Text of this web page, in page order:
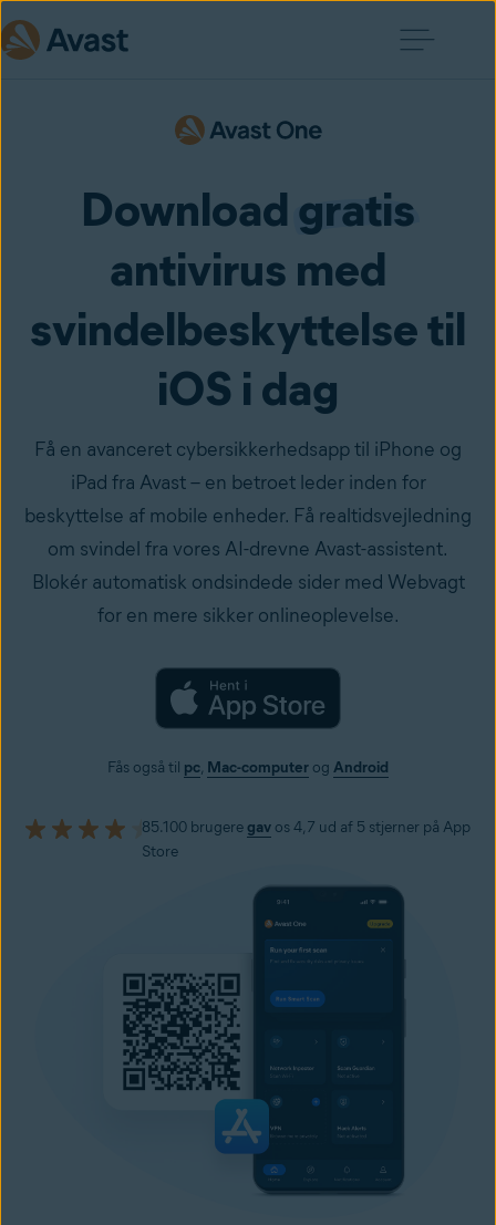
Download gratis
antivirus med
svindelbeskyttelse til
iOS i dag
Få en avanceret cybersikkerhedsapp til iPhone og
iPad fra Avast – en betroet leder inden for
beskyttelse af mobile enheder. Få realtidsvejledning
om svindel fra vores AI-drevne Avast-assistent.
Blokér automatisk ondsindede sider med Webvagt
for en mere sikker onlineoplevelse.
Fås også til pc, Mac-computer og Android
85.100 brugeregav os 4,7 ud af 5 stjerner på App
Store